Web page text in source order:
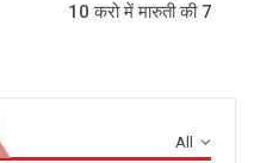
10 करो में मारुती की 7
All